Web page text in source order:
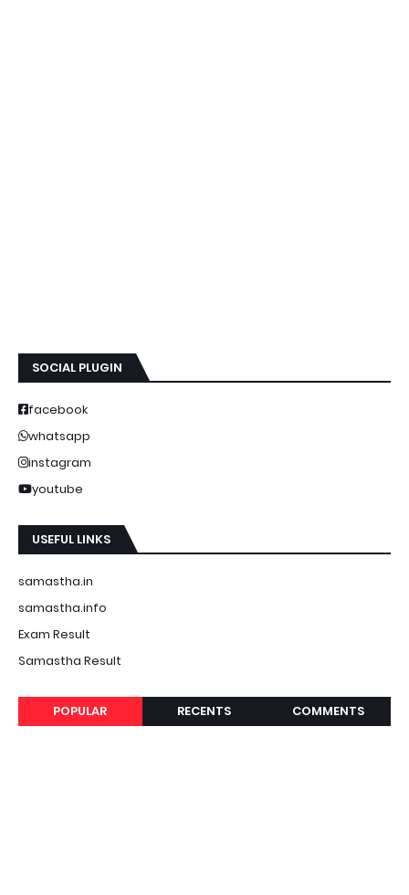
SOCIAL PLUGIN
facebook
whatsapp
instagram
youtube
USEFUL LINKS
samastha.in
samastha.info
Exam Result
Samastha Result
POPULAR RECENTS COMMENTS